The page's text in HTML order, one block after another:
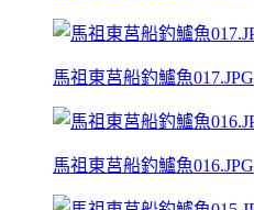
馬祖東莒船釣鱸魚017.JPG
馬祖東莒船釣鱸魚016.JPG